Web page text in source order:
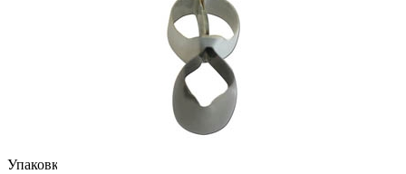
Упаковка: 10 шт. Производитель: ТОР BM (Россия).